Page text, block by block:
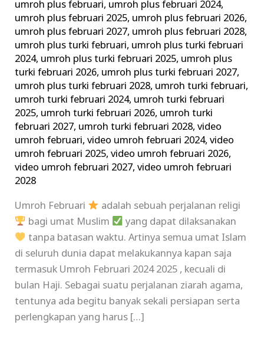
umroh plus februari, umroh plus februari 2024,
umroh plus februari 2025, umroh plus februari 2026,
umroh plus februari 2027, umroh plus februari 2028,
umroh plus turki februari, umroh plus turki februari
2024, umroh plus turki februari 2025, umroh plus
turki februari 2026, umroh plus turki februari 2027,
umroh plus turki februari 2028, umroh turki februari,
umroh turki februari 2024, umroh turki februari
2025, umroh turki februari 2026, umroh turki
februari 2027, umroh turki februari 2028,video
umroh februari,video umroh februari 2024,video
umroh februari 2025,video umroh februari 2026,
video umroh februari 2027,video umroh februari
2028
Umroh Februari
adalah sebuah perjalanan religi
bagi umat Muslim
yang dapat dilaksanakan
tanpa batasan waktu. Artinya semua umat Islam
di seluruh dunia dapat melakukannya kapan saja
termasuk Umroh Februari 2024 2025 , kecuali di
bulan Haji. Sebagai suatu perjalanan ziarah agama,
tentunya ada begitu banyak sekali persiapan serta
perlengkapan yang harus […]